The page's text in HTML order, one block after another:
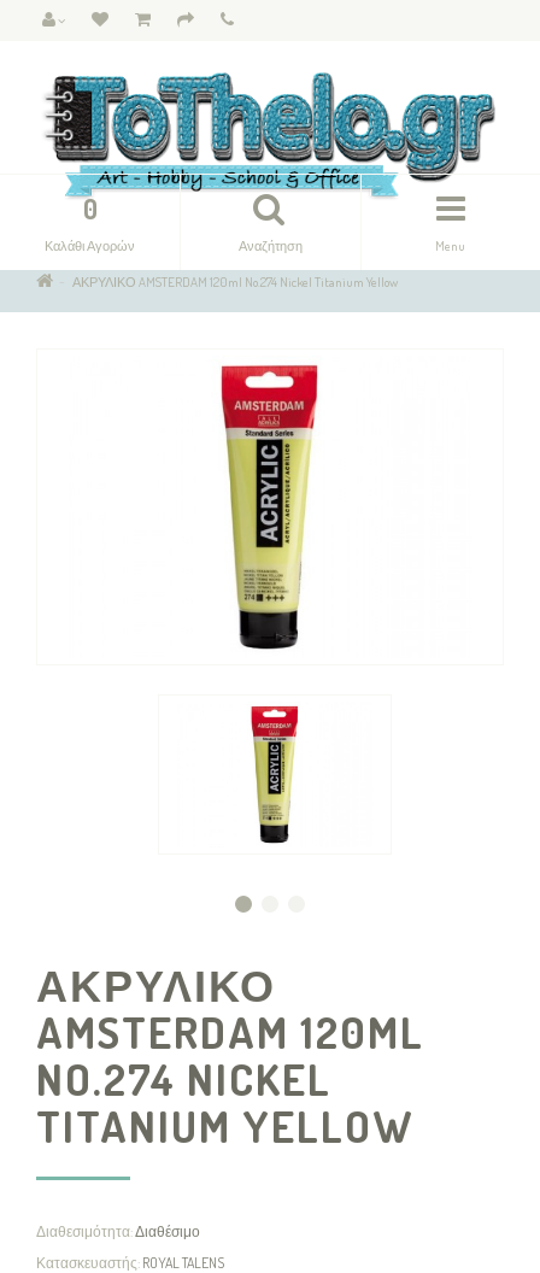
Menu
Αναζήτηση
0
Καλάθι Αγορών
ΑΚΡΥΛΙΚΟ AMSTERDAM 120ml No.274 Nickel Titanium Yellow
ΑΚΡΥΛΙΚΟ
AMSTERDAM 120ML
NO.274 NICKEL
TITANIUM YELLOW
Διαθεσιμότητα:Διαθέσιμο
Κατασκευαστής: ROYAL TALENS